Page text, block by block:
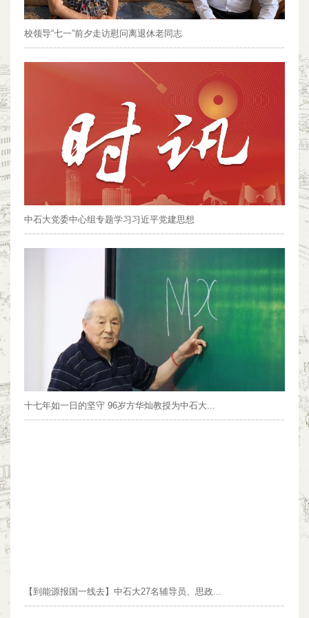
校领导“七一”前夕走访慰问离退休老同志
中石大党委中心组专题学习习近平党建思想
十七年如一日的坚守 96岁方华灿教授为中石大...
【到能源报国一线去】中石大27名辅导员、思政...